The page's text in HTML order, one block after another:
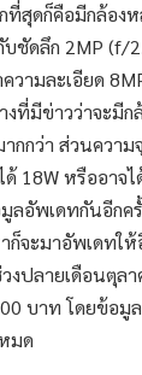
ที่สุดก็คือมีกล้อง
ชัดลึก 2MP (f/
วามละเอียด
ที่มีข่าวว่าจะมีก
กกว่า ส่วนควา
18W หรืออาจไ
ลอัพเดทกันอีกค
ก็จะมาอัพเดทใ
วงปลายเดือนตุ
บาท โดยข้อ
มด